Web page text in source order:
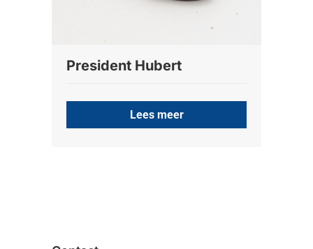
President Hubert
Lees meer